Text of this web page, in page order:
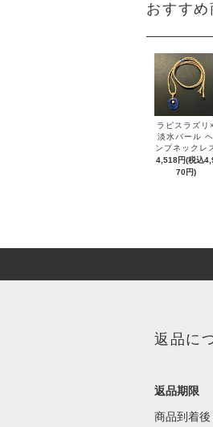
おすすめ
ラピスラズリ×
淡水パール ヘ
ンプネックレ
4,518円(税込
70円)
返品に
返品期限
商品到着